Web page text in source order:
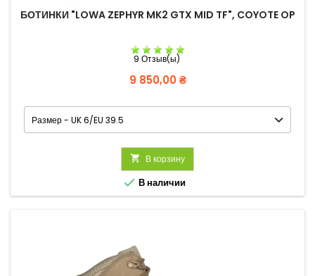
БОТИНКИ "LOWA ZEPHYR MK2 GTX MID TF", COYOTE OP
9 Отзыв(ы)
Цена
9 850,00 ₴
 В корзину
 В наличии